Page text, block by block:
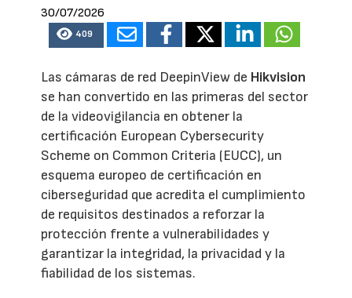
30/07/2026
409
Las cámaras de red DeepinView de Hikvision
se han convertido en las primeras del sector
de la videovigilancia en obtener la
certificación European Cybersecurity
Scheme on Common Criteria (EUCC), un
esquema europeo de certificación en
ciberseguridad que acredita el cumplimiento
de requisitos destinados a reforzar la
protección frente a vulnerabilidades y
garantizar la integridad, la privacidad y la
fiabilidad de los sistemas.